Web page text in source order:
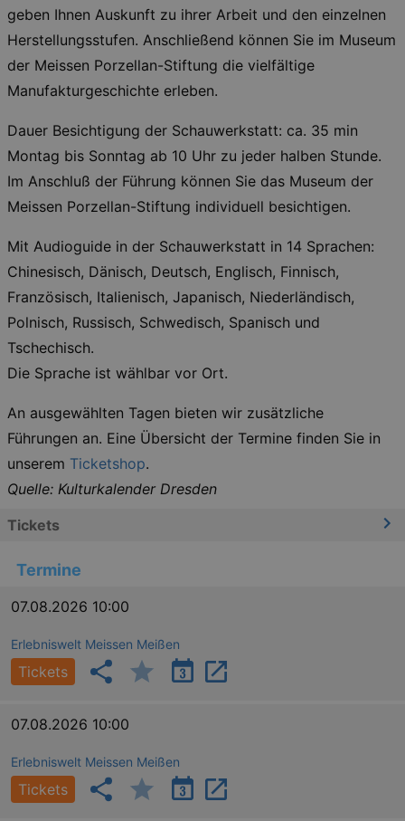
geben Ihnen Auskunft zu ihrer Arbeit und den einzelnen
Herstellungsstufen. Anschließend können Sie im Museum
der Meissen Porzellan-Stiftung die vielfältige
Manufakturgeschichte erleben.
Dauer Besichtigung der Schauwerkstatt: ca. 35 min
Montag bis Sonntag ab 10 Uhr zu jeder halben Stunde.
Im Anschluß der Führung können Sie das Museum der
Meissen Porzellan-Stiftung individuell besichtigen.
Mit Audioguide in der Schauwerkstatt in 14 Sprachen:
Chinesisch, Dänisch, Deutsch, Englisch, Finnisch,
Französisch, Italienisch, Japanisch, Niederländisch,
Polnisch, Russisch, Schwedisch, Spanisch und
Tschechisch.
Die Sprache ist wählbar vor Ort.
An ausgewählten Tagen bieten wir zusätzliche
Führungen an. Eine Übersicht der Termine finden Sie in
unserem Ticketshop.
Quelle: Kulturkalender Dresden
Tickets
Termine
07.08.2026 10:00
Erlebniswelt Meissen Meißen
Tickets
07.08.2026 10:00
Erlebniswelt Meissen Meißen
Tickets